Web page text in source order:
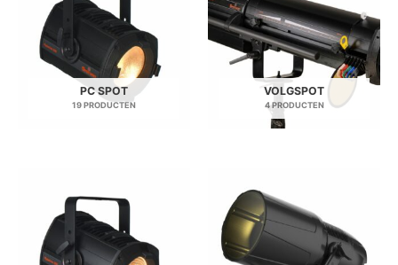
PC SPOT
19 PRODUCTEN
VOLGSPOT
4 PRODUCTEN